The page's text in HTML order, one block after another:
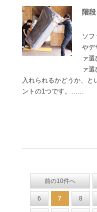
階
ソ
やデ
ァ
ァ
入れられるかどうか、と
ントの1つです。……
前の10件へ
6 7 8